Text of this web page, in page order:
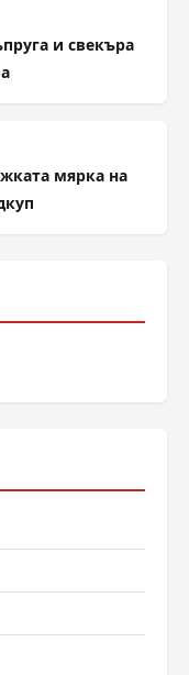
и свекъра
мярка на